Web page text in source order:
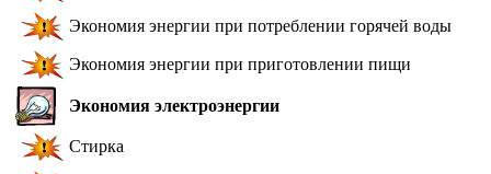
Экономия энергии при потреблении горячей воды
Экономия энергии при приготовлении пищи
Экономия электроэнергии
Стирка